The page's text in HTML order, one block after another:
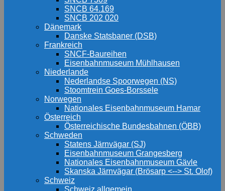
SNCB 64.169
SNCB 202 020
Dänemark
Danske Statsbaner (DSB)
Frankreich
SNCF-Baureihen
Eisenbahnmuseum Mühlhausen
Niederlande
Nederlandse Spoorwegen (NS)
Stoomtrein Goes-Borssele
Norwegen
Nationales Eisenbahnmuseum Hamar
Österreich
Österreichische Bundesbahnen (ÖBB)
Schweden
Statens Järnvägar (SJ)
Eisenbahnmuseum Grangesberg
Nationales Eisenbahnmuseum Gävle
Skanska Järnvägar (Brösarp <--> St. Olof)
Schweiz
Schweiz allgemein